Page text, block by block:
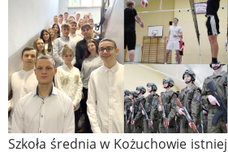
Szkoła średnia w Kożuchowie